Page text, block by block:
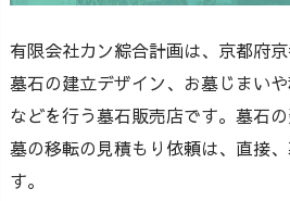
有限会社カン綜合計画は、京都府京
墓石の建立デザイン、お墓じまい
などを行う墓石販売店です。墓石
墓の移転の見積もり依頼は、直接
す。